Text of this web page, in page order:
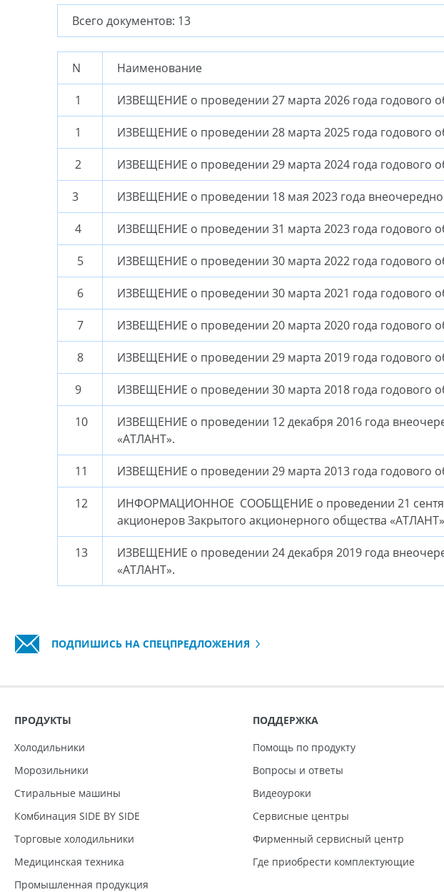
Всего документов: 13
N Наименование
1 ИЗВЕЩЕНИЕ о проведении 27 марта 2026 года годового
1 ИЗВЕЩЕНИЕ о проведении 28 марта 2025 года годового
2 ИЗВЕЩЕНИЕ о проведении 29 марта 2024 года годового
3 ИЗВЕЩЕНИЕ о проведении 18 мая 2023 года
4 ИЗВЕЩЕНИЕ о проведении 31 марта 2023 года годового
5 ИЗВЕЩЕНИЕ о проведении 30 марта 2022 года годового
6 ИЗВЕЩЕНИЕ о проведении 30 марта 2021 года годового
7 ИЗВЕЩЕНИЕ о проведении 20 марта 2020 года годового
8 ИЗВЕЩЕНИЕ о проведении 29 марта 2019 года годового
9 ИЗВЕЩЕНИЕ о проведении 30 марта 2018 года годового
10
ИЗВЕЩЕНИЕ о проведении 12 декабря 2016 года
«АТЛАНТ».
11 ИЗВЕЩЕНИЕ о проведении 29 марта 2013 года годового
12
ИНФОРМАЦИОННОЕ СООБЩЕНИЕ о проведении 21
акционеров Закрытого акционерного общества
13
ИЗВЕЩЕНИЕ о проведении 24 декабря 2019 года
«АТЛАНТ».
ПОДПИШИСЬ НА СПЕЦПРЕДЛОЖЕНИЯ
ПРОДУКТЫ
Холодильники
Морозильники
Стиральные машины
Комбинация SIDE BY SIDE
Торговые холодильники
Медицинская техника
Промышленная продукция
ПОДДЕРЖКА
Помощь по продукту
Вопросы и ответы
Видеоуроки
Сервисные центры
Фирменный сервисный центр
Где приобрести комплектующие